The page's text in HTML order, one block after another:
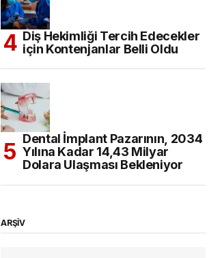
Diş Hekimliği Tercih Edecekler
için Kontenjanlar Belli Oldu
Dental İmplant Pazarının, 2034
Yılına Kadar 14,43 Milyar
Dolara Ulaşması Bekleniyor
ARŞİV